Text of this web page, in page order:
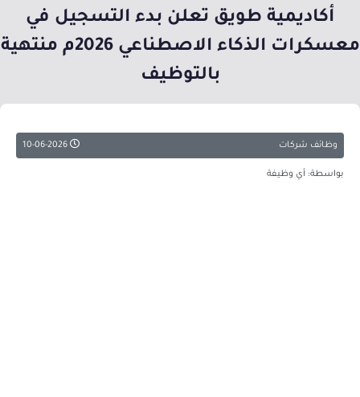
أكاديمية طويق تعلن بدء التسجيل في
معسكرات الذكاء الاصطناعي 2026م منتهية
بالتوظيف
وظائف شركات
بواسطة: أي وظيفة